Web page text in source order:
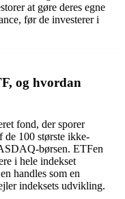
at gøre deres egne
før de investerer i
og hvordan
fond, der sporer
100 største ikke-
børsen. ETFen
i hele indekset
handles som en
indeksets udvikling.